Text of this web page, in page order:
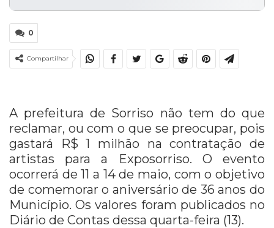
0
Compartilhar
A prefeitura de Sorriso não tem do que
reclamar, ou com o que se preocupar, pois
gastará R$ 1 milhão na contratação de
artistas para a Exposorriso. O evento
ocorrerá de 11 a 14 de maio, com o objetivo
de comemorar o aniversário de 36 anos do
Município. Os valores foram publicados no
Diário de Contas dessa quarta-feira (13).